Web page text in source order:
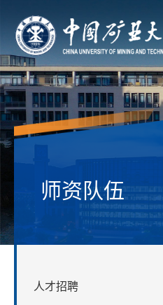
师资队伍
人才招聘